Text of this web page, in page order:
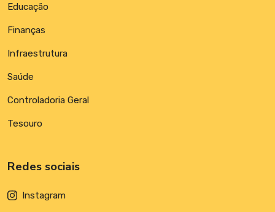
Educação
Finanças
Infraestrutura
Saúde
Controladoria Geral
Tesouro
Redes sociais
Instagram